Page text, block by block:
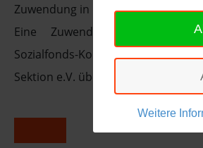
Zuwendung in den Sozialfonds
Eine Zuwendung kann auf
Sozialfonds-Konto der IPA
Sektion e.V. überwiesen werden.
Weitere